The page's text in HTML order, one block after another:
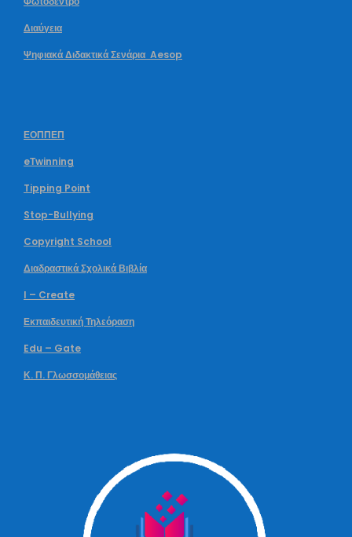
Διαύγεια
Ψηφιακά Διδακτικά Σενάρια Aesop
ΕΟΠΠΕΠ
eΤwinning
Tipping Point
Stop-Bullying
Copyright School
Διαδραστικά Σχολικά Βιβλία
I – Create
Εκπαιδευτική Τηλεόραση
Edu – Gate
Κ. Π. Γλωσσομάθειας